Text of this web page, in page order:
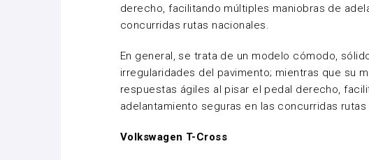
derecho, facilitando múltiples maniobras de
concurridas rutas nacionales.
En general, se trata de un modelo cómodo,
irregularidades del pavimento; mientras que su
respuestas ágiles al pisar el pedal derecho,
adelantamiento seguras en las concurridas rutas
Volkswagen T-Cross